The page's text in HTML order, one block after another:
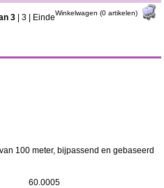
Winkelwagen (0 artikelen)
100 meter, bijpassend en gebaseerd
60.0005
3 3| Einde